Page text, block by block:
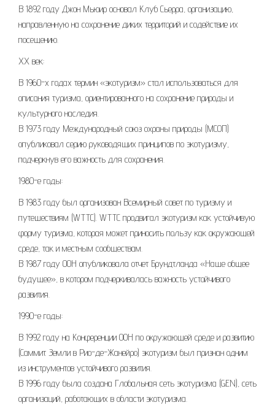
В 1892 году Джон Мьюир основал Клуб Сьерра, организацию,
направленную на сохранение диких территорий и содействие их
посещению.
XX век:
В 1960-х годах термин «экотуризм» стал использоваться для
описания туризма, ориентированного на сохранение природы и
культурного наследия.
В 1973 году Международный союз охраны природы (МСОП)
опубликовал серию руководящих принципов по экотуризму,
подчеркнув его важность для сохранения.
1980-е годы:
В 1983 году был организован Всемирный совет по туризму и
путешествиям (WTTC). WTTC продвигал экотуризм как устойчивую
форму туризма, которая может приносить пользу как окружающей
среде, так и местным сообществам.
В 1987 году ООН опубликовала отчет Брундтланда «Наше общее
будущее», в котором подчеркивалась важность устойчивого
развития.
1990-е годы:
В 1992 году на Конференции ООН по окружающей среде и развитию
(Саммит Земли в Рио-де-Жанейро) экотуризм был признан одним
из инструментов устойчивого развития.
В 1996 году была создана Глобальная сеть экотуризма (GEN), сеть
организаций, работающих в области экотуризма.